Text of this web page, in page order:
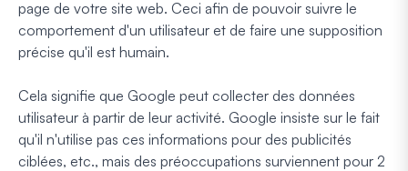
page de votre site web. Ceci afin de pouvoir suivre le
comportement d'un utilisateur et de faire une supposition
précise qu'il est humain.
Cela signifie que Google peut collecter des données
utilisateur à partir de leur activité. Google insiste sur le fait
qu'il n'utilise pas ces informations pour des publicités
ciblées, etc., mais des préoccupations surviennent pour 2